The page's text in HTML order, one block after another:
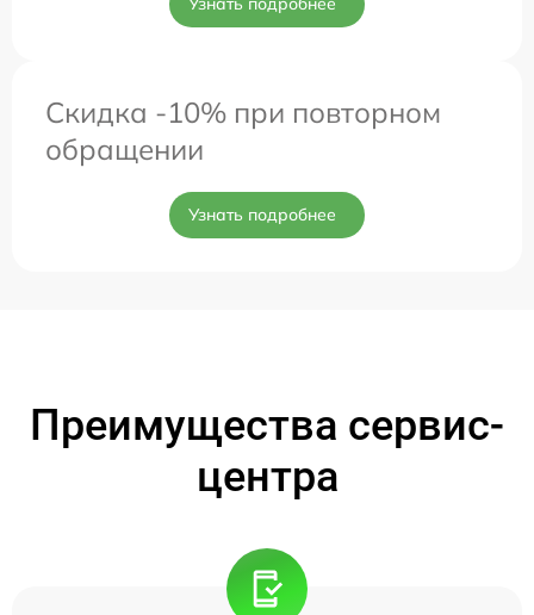
Скидка -10% при повторном
обращении
Узнать подробнее
Преимущества сервис-
центра